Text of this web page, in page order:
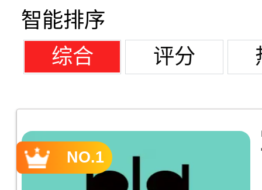
智能排序
综合
评分
NO.1